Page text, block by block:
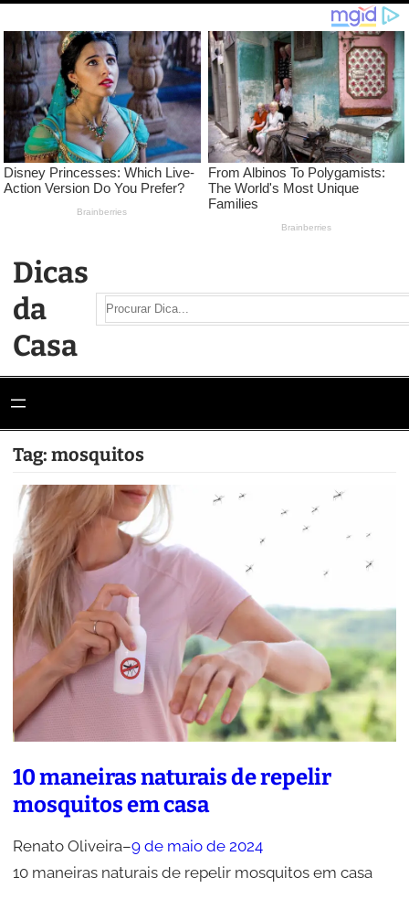
para
o
conteúdo
Dicas
da
Casa
Search
Tag: mosquitos
10 maneiras naturais de repelir
mosquitos em casa
Renato Oliveira–9 de maio de 2024
10 maneiras naturais de repelir mosquitos em casa